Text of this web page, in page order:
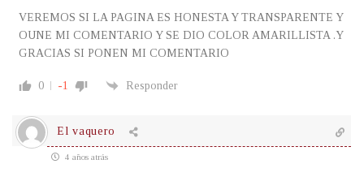
VEREMOS SI LA PAGINA ES HONESTA Y TRANSPARENTE Y
OUNE MI COMENTARIO Y SE DIO COLOR AMARILLISTA .Y
GRACIAS SI PONEN MI COMENTARIO
0 -1 Responder
El vaquero
4 años atrás